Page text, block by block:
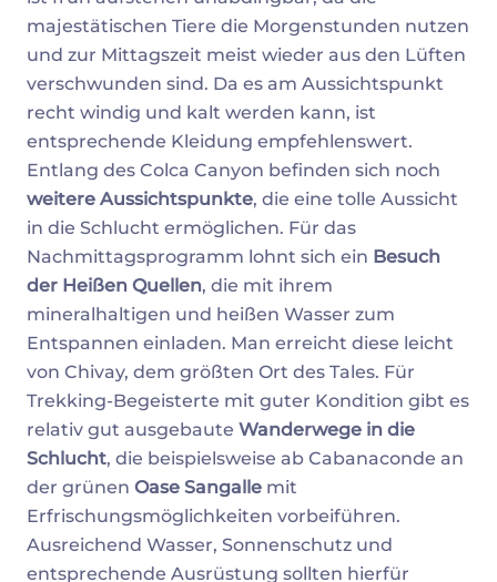
majestätischen Tiere die Morgenstunden nutzen
und zur Mittagszeit meist wieder aus den Lüften
verschwunden sind. Da es am Aussichtspunkt
recht windig und kalt werden kann, ist
entsprechende Kleidung empfehlenswert.
Entlang des Colca Canyon befinden sich noch
weitere Aussichtspunkte, die eine tolle Aussicht
in die Schlucht ermöglichen. Für das
Nachmittagsprogramm lohnt sich ein Besuch
der Heißen Quellen, die mit ihrem
mineralhaltigen und heißen Wasser zum
Entspannen einladen. Man erreicht diese leicht
von Chivay, dem größten Ort des Tales. Für
Trekking-Begeisterte mit guter Kondition gibt es
relativ gut ausgebaute Wanderwege in die
Schlucht, die beispielsweise ab Cabanaconde an
der grünen Oase Sangalle mit
Erfrischungsmöglichkeiten vorbeiführen.
Ausreichend Wasser, Sonnenschutz und
entsprechende Ausrüstung sollten hierfür